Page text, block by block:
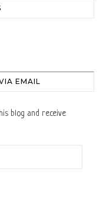
EMAIL
blog and receive